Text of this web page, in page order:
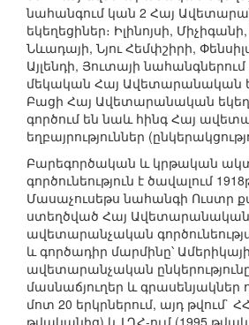
նահանգում կան 2 Հայ
եկեղեցիներ։ Իլինոյսի,
Նևադայի, Նյու Հեմփշիրի,
Այլենդի, Յուտայի նահանգներում
մեկական Հայ Ավետարանական
Բացի Հայ Ավետարանական
գործում են նաև հինգ Հայ
եղբայրություններ
Բարեգործական և կրթական
գործունեություն է ծավալում
Մասաչուսեթս նահանգի Ուստր
ստեղծված Հայ Ավետարանական
ավետարանչական
և գործադիր մարմինը՝
ավետարանչական
մասնաճյուղեր և գրասենյակներ
մոտ 20 երկրներում, այդ թվում`